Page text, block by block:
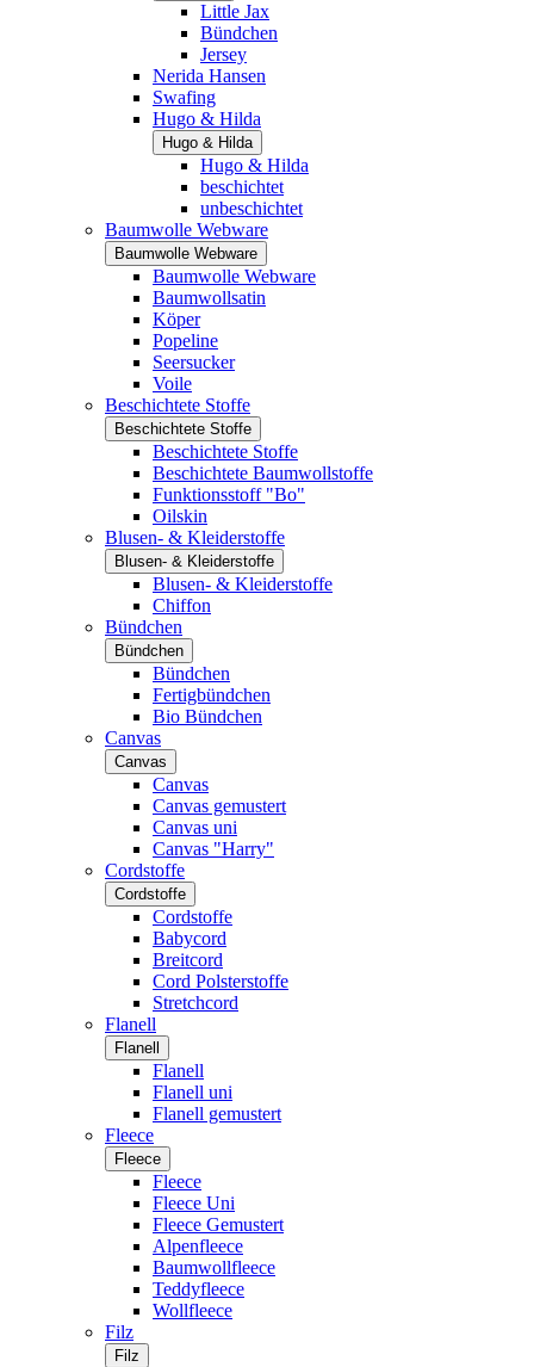
Little Jax
Bündchen
Jersey
Nerida Hansen
Swafing
Hugo & Hilda
Hugo & Hilda
Hugo & Hilda
beschichtet
unbeschichtet
Baumwolle Webware
Baumwolle Webware
Baumwolle Webware
Baumwollsatin
Köper
Popeline
Seersucker
Voile
Beschichtete Stoffe
Beschichtete Stoffe
Beschichtete Stoffe
Beschichtete Baumwollstoffe
Funktionsstoff "Bo"
Oilskin
Blusen- & Kleiderstoffe
Blusen- & Kleiderstoffe
Blusen- & Kleiderstoffe
Chiffon
Bündchen
Bündchen
Bündchen
Fertigbündchen
Bio Bündchen
Canvas
Canvas
Canvas
Canvas gemustert
Canvas uni
Canvas "Harry"
Cordstoffe
Cordstoffe
Cordstoffe
Babycord
Breitcord
Cord Polsterstoffe
Stretchcord
Flanell
Flanell
Flanell
Flanell uni
Flanell gemustert
Fleece
Fleece
Fleece
Fleece Uni
Fleece Gemustert
Alpenfleece
Baumwollfleece
Teddyfleece
Wollfleece
Filz
Filz